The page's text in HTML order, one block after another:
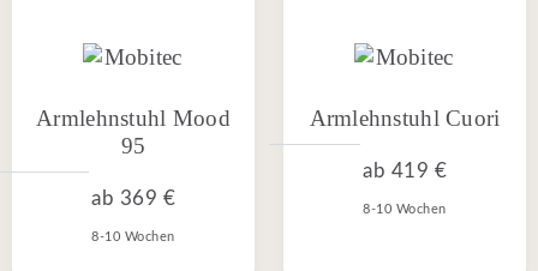
Armlehnstuhl Mood
95
ab 369 €
8-10 Wochen
Armlehnstuhl Cuori
ab 419 €
8-10 Wochen